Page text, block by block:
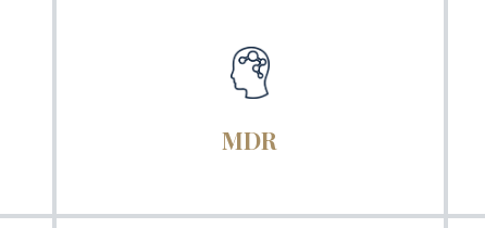
MDR